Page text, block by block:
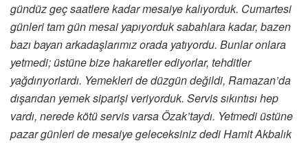
gündüz geç saatlere kadar mesaiye kalıyorduk. Cumartesi
günleri tam gün mesai yapıyorduk sabahlara kadar, bazen
bazı bayan arkadaşlarımız orada yatıyordu. Bunlar onlara
yetmedi; üstüne bize hakaretler ediyorlar, tehditler
yağdırıyorlardı. Yemekleri de düzgün değildi, Ramazan’da
dışarıdan yemek siparişi veriyorduk. Servis sıkıntısı hep
vardı, nerede kötü servis varsa Özak’taydı. Yetmedi üstüne
pazar günleri de mesaiye geleceksiniz dedi Hamit Akbalık